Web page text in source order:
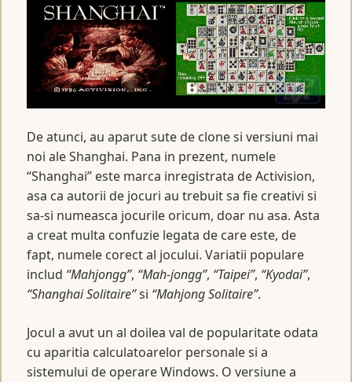
De atunci, au aparut sute de clone si versiuni mai
noi ale Shanghai. Pana in prezent, numele
“Shanghai” este marca inregistrata de Activision,
asa ca autorii de jocuri au trebuit sa fie creativi si
sa-si numeasca jocurile oricum, doar nu asa. Asta
a creat multa confuzie legata de care este, de
fapt, numele corect al jocului. Variatii populare
includ “Mahjongg”, “Mah-jongg”, “Taipei”, “Kyodai”,
“Shanghai Solitaire”si “Mahjong Solitaire”.
Jocul a avut un al doilea val de popularitate odata
cu aparitia calculatoarelor personale si a
sistemului de operare Windows. O versiune a